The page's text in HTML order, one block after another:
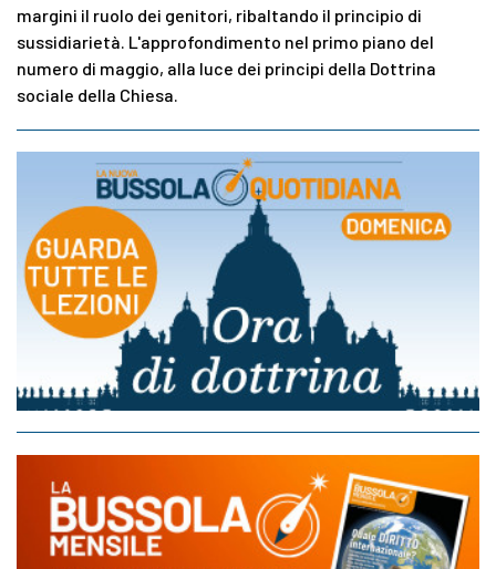
margini il ruolo dei genitori, ribaltando il principio di
sussidiarietà. L'approfondimento nel primo piano del
numero di maggio, alla luce dei principi della Dottrina
sociale della Chiesa.